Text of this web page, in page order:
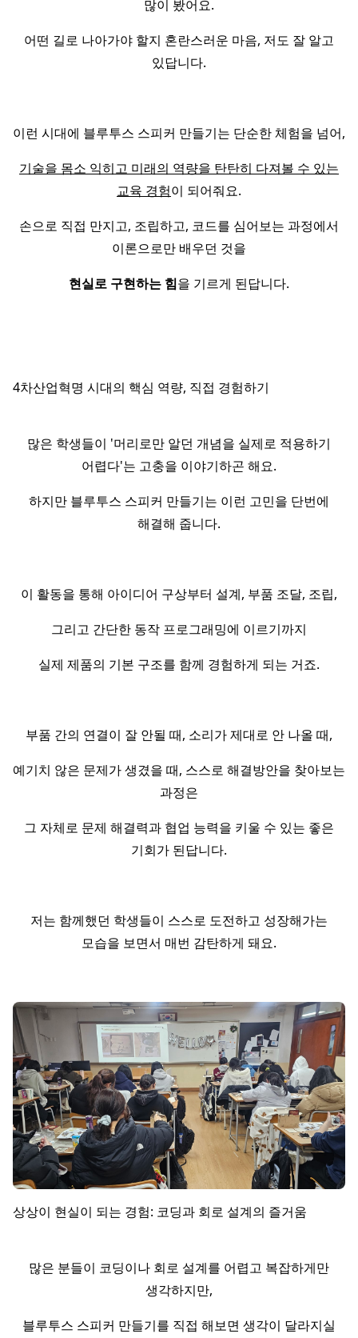
많이 봤어요.
어떤 길로 나아가야 할지 혼란스러운 마음, 저도 잘 알고
있답니다.
이런 시대에 블루투스 스피커 만들기는 단순한 체험을 넘어,
기술을 몸소 익히고 미래의 역량을 탄탄히 다져볼 수 있는
교육 경험이 되어줘요.
손으로 직접 만지고, 조립하고, 코드를 심어보는 과정에서
이론으로만 배우던 것을
현실로 구현하는 힘을 기르게 된답니다.
4차산업혁명 시대의 핵심 역량, 직접 경험하기
많은 학생들이 '머리로만 알던 개념을 실제로 적용하기
어렵다'는 고충을 이야기하곤 해요.
하지만 블루투스 스피커 만들기는 이런 고민을 단번에
해결해 줍니다.
이 활동을 통해 아이디어 구상부터 설계, 부품 조달, 조립,
그리고 간단한 동작 프로그래밍에 이르기까지
실제 제품의 기본 구조를 함께 경험하게 되는 거죠.
부품 간의 연결이 잘 안될 때, 소리가 제대로 안 나올 때,
예기치 않은 문제가 생겼을 때, 스스로 해결방안을 찾아보는
과정은
그 자체로 문제 해결력과 협업 능력을 키울 수 있는 좋은
기회가 된답니다.
저는 함께했던 학생들이 스스로 도전하고 성장해가는
모습을 보면서 매번 감탄하게 돼요.
상상이 현실이 되는 경험: 코딩과 회로 설계의 즐거움
많은 분들이 코딩이나 회로 설계를 어렵고 복잡하게만
생각하지만,
블루투스 스피커 만들기를 직접 해보면 생각이 달라지실